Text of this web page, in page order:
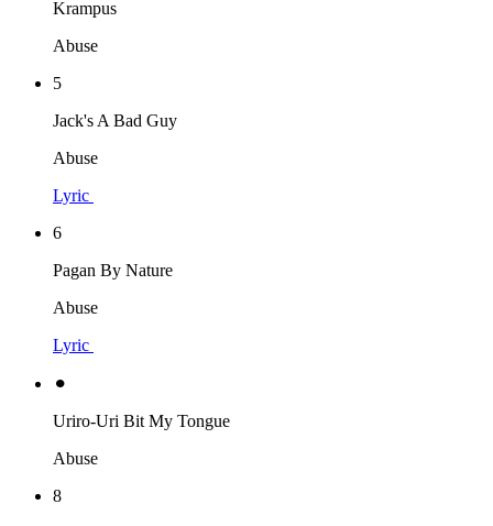
Krampus
Abuse
5
Jack's A Bad Guy
Abuse
Lyric
6
Pagan By Nature
Abuse
Lyric
⚫︎
Uriro-Uri Bit My Tongue
Abuse
8